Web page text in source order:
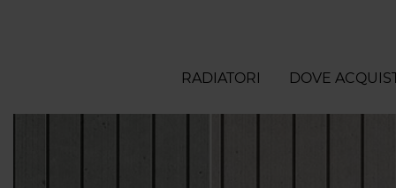
RADIATORI DOVE